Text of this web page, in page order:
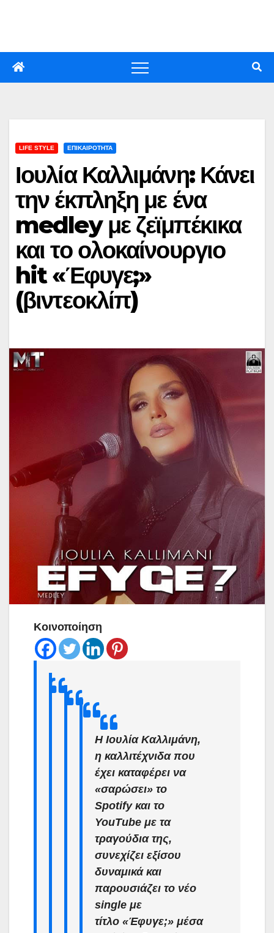
LIFE STYLE ΕΠΙΚΑΙΡΟΤΗΤΑ
Ιουλία Καλλιμάνη: Κάνει
την έκπληξη με ένα
medley με ζεϊμπέκικα
και το ολοκαίνουργιο
hit «Έφυγε;»
(βιντεοκλίπ)
Κοινοποίηση
Η Ιουλία Καλλιμάνη,
η καλλιτέχνιδα που
έχει καταφέρει να
«σαρώσει» το
Spotify και το
YouTube με τα
τραγούδια της,
συνεχίζει εξίσου
δυναμικά και
παρουσιάζει το νέο
single με
τίτλο «Έφυγε;» μέσα